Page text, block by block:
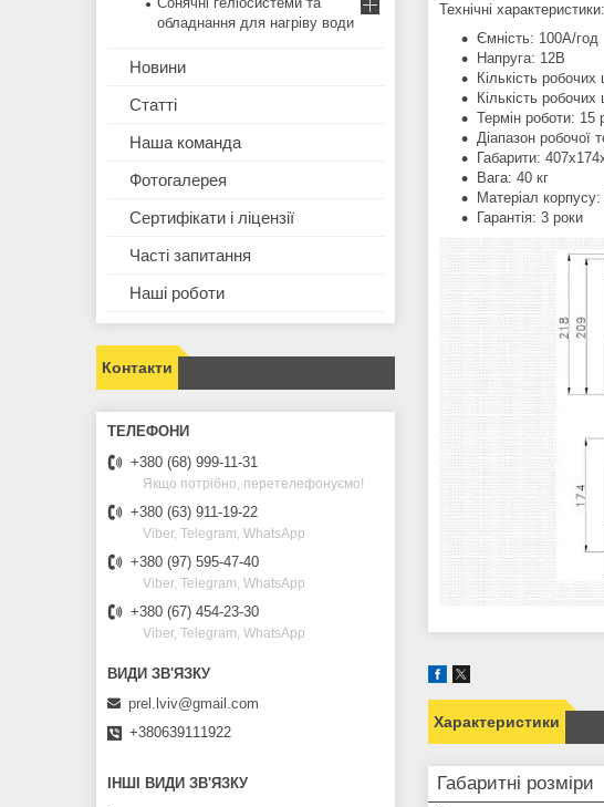
Технічні характеристики:
Ємність: 100А/год
Напруга: 12В
Кількість
Кількість
Термін роботи: 15
Діапазон робочої
Габарити:
Вага: 40 кг
Матеріал
Гарантія: 3 роки
Характеристики
Габаритні розміри
обладнання для нагріву води
Новини
Статті
Наша команда
Фотогалерея
Сертифікати і ліцензії
Часті запитання
Наші роботи
Контакти
+380 (68) 999-11-31
Якщо потрібно, перетелефонуємо!
+380 (63) 911-19-22
Viber, Telegram, WhatsApp
+380 (97) 595-47-40
Viber, Telegram, WhatsApp
+380 (67) 454-23-30
Viber, Telegram, WhatsApp
prel.lviv@gmail.com
+380639111922
ІНШІ ВИДИ ЗВ'ЯЗКУ